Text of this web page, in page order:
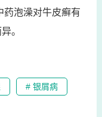
药泡澡对牛皮癣有
。
# 银屑病